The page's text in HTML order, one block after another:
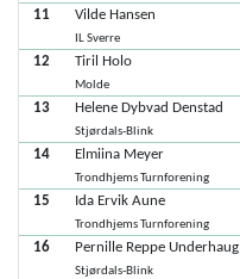
11 Vilde Hansen
IL Sverre
12 Tiril Holo
Molde
13 Helene Dybvad Denstad
Stjørdals-Blink
14 Elmiina Meyer
Trondhjems Turnforening
15 Ida Ervik Aune
Trondhjems Turnforening
16 Pernille Reppe Underhaug
Stjørdals-Blink